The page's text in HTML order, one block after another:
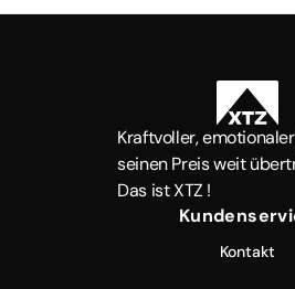
Kraftvoller,
seinen Preis weit
Das ist XTZ !
Kontakt